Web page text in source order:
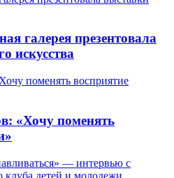
галерея презентовала
искусства
«Хочу поменять